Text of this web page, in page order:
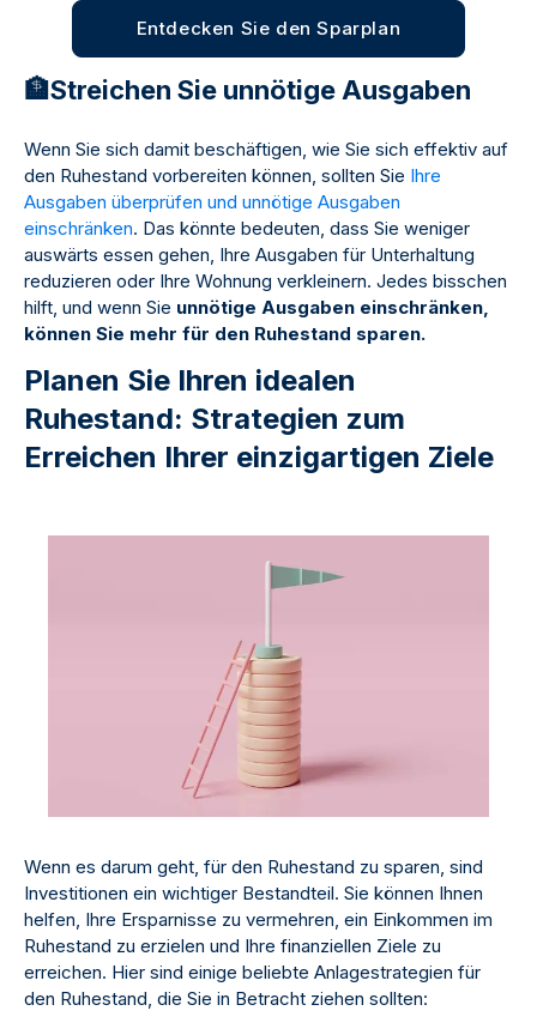
Entdecken Sie den Sparplan
🏦Streichen Sie unnötige Ausgaben
Wenn Sie sich damit beschäftigen, wie Sie sich effektiv auf
den Ruhestand vorbereiten können, sollten Sie Ihre
Ausgaben überprüfen und unnötige Ausgaben
einschränken. Das könnte bedeuten, dass Sie weniger
auswärts essen gehen, Ihre Ausgaben für Unterhaltung
reduzieren oder Ihre Wohnung verkleinern. Jedes bisschen
hilft, und wenn Sie unnötige Ausgaben einschränken,
können Sie mehr für den Ruhestand sparen.
Planen Sie Ihren idealen
Ruhestand: Strategien zum
Erreichen Ihrer einzigartigen Ziele
Wenn es darum geht, für den Ruhestand zu sparen, sind
Investitionen ein wichtiger Bestandteil. Sie können Ihnen
helfen, Ihre Ersparnisse zu vermehren, ein Einkommen im
Ruhestand zu erzielen und Ihre finanziellen Ziele zu
erreichen. Hier sind einige beliebte Anlagestrategien für
den Ruhestand, die Sie in Betracht ziehen sollten: